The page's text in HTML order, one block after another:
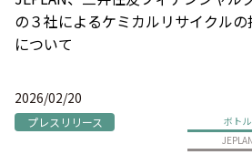
の３社によるケミカルリサイクル
について
2026/02/20
プレスリリース ボトル
JEPLAN